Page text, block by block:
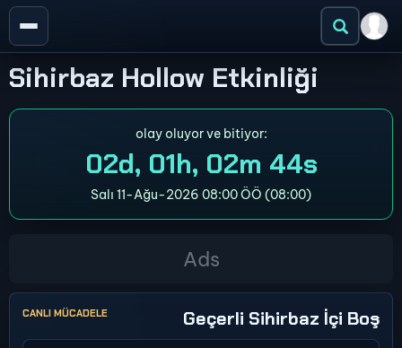
Sihirbaz Hollow Etkinliği
olay oluyor ve bitiyor:
02d, 01h, 02m 44s
Salı 11-Ağu-2026 08:00 ÖÖ (08:00)
CANLI MÜCADELE Geçerli Sihirbaz İçi Boş